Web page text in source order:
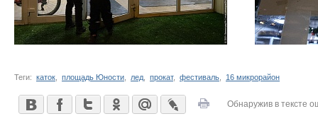
Теги: каток площадь Юности лед прокат, фестиваль 16 микрорайон
Обнаружив в тексте